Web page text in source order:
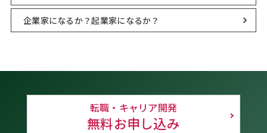
企業家になるか？起業家になるか？
転職・キャリア開発
無料お申し込み